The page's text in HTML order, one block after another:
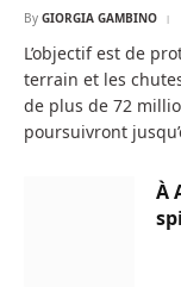
By GIORGIA GAMBINO
L’objectif est de
terrain et les
de plus de 72
poursuivront
À